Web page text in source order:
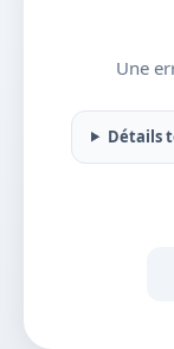
Une
Détails